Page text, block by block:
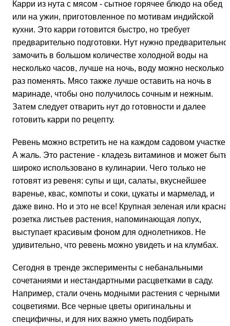
Карри из нута с мясом - сытное горячее блюдо на обед
или на ужин, приготовленное по мотивам индийской
кухни. Это карри готовится быстро, но требует
предварительно подготовки. Нут нужно предварительно
замочить в большом количестве холодной воды на
несколько часов, лучше на ночь, воду можно несколько
раз поменять. Мясо также лучше оставить на ночь в
маринаде, чтобы оно получилось сочным и нежным.
Затем следует отварить нут до готовности и далее
готовить карри по рецепту.
Ревень можно встретить не на каждом садовом участке.
А жаль. Это растение - кладезь витаминов и может быть
широко использовано в кулинарии. Чего только не
готовят из ревеня: супы и щи, салаты, вкуснейшее
варенье, квас, компоты и соки, цукаты и мармелад, и
даже вино. Но и это не все! Крупная зеленая или
розетка листьев растения, напоминающая лопух,
выступает красивым фоном для однолетников. Не
удивительно, что ревень можно увидеть и на клумбах.
Сегодня в тренде эксперименты с небанальными
сочетаниями и нестандартными расцветками в саду.
Например, стали очень модными растения с черными
соцветиями. Все черные цветы оригинальны и
специфичны, и для них важно уметь подбирать